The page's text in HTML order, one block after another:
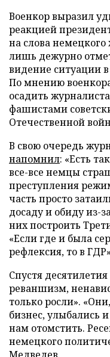
Военкор выразил
реакцией
на слова
лишь дежурно
видение ситуации
По мнению
осадить
фашистами
Отечественной
В свою очередь
напомнил: «Есть
все-все немцы
преступления
часть просто
досаду и обиду из-
них построить
«Если где и была
рефлексия, то в
Спустя
реваншизм,
только росли».
бизнес, улыбались
нам отомстить.
немецкого